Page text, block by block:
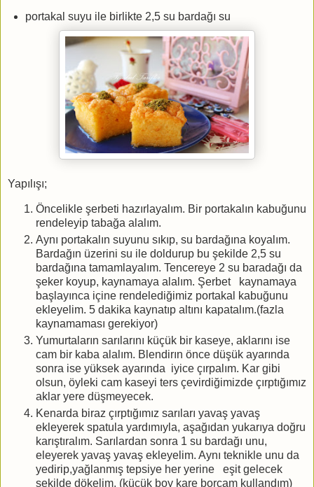
portakal suyu ile birlikte 2,5 su bardağı su
Yapılışı;
Öncelikle şerbeti hazırlayalım. Bir portakalın kabuğunu
rendeleyip tabağa alalım.
Aynı portakalın suyunu sıkıp, su bardağına koyalım.
Bardağın üzerini su ile doldurup bu şekilde 2,5 su
bardağına tamamlayalım. Tencereye 2 su baradağı da
şeker koyup, kaynamaya alalım. Şerbet kaynamaya
başlayınca içine rendelediğimiz portakal kabuğunu
ekleyelim. 5 dakika kaynatıp altını kapatalım.(fazla
kaynamaması gerekiyor)
Yumurtaların sarılarını küçük bir kaseye, aklarını ise
cam bir kaba alalım. Blendirın önce düşük ayarında
sonra ise yüksek ayarında iyice çırpalım. Kar gibi
olsun, öyleki cam kaseyi ters çevirdiğimizde çırptığımız
aklar yere düşmeyecek.
Kenarda biraz çırptığımız sarıları yavaş yavaş
ekleyerek spatula yardımıyla, aşağıdan yukarıya doğru
karıştıralım. Sarılardan sonra 1 su bardağı unu,
eleyerek yavaş yavaş ekleyelim. Aynı teknikle unu da
yedirip,yağlanmış tepsiye her yerine eşit gelecek
şekilde dökelim. (küçük boy kare borcam kullandım)